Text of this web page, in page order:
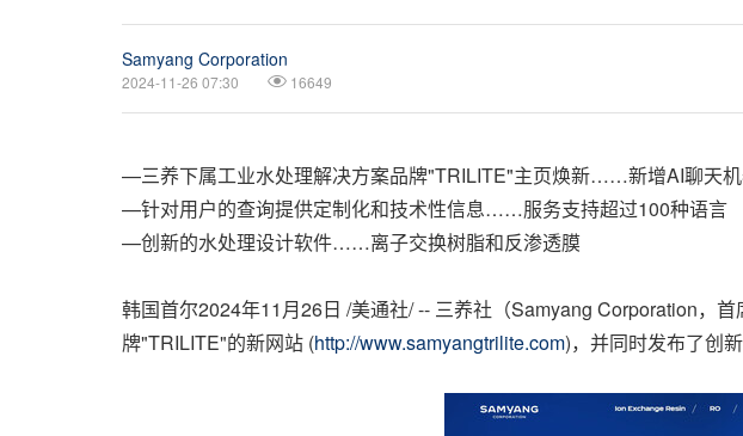
Samyang Corporation
2024-11-26 07:30 16649
—三养下属工业水处理解决方案品牌"TRILITE"主页焕新……新增AI聊天
—针对用户的查询提供定制化和技术性信息……服务支持超过100种语言
—创新的水处理设计软件……离子交换树脂和反渗透膜
韩国首尔2024年11月26日 /美通社/ -- 三养社（Samyang Corporation，
牌"TRILITE"的新网站 (http://www.samyangtrilite.com)，并同时发布了创